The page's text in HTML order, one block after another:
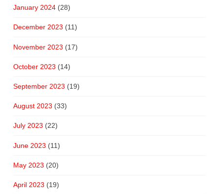
January 2024(28)
December 2023 (11)
November 2023 (17)
October 2023 (14)
September 2023 (19)
August 2023 (33)
July 2023 (22)
June 2023 (11)
May 2023 (20)
April 2023 (19)